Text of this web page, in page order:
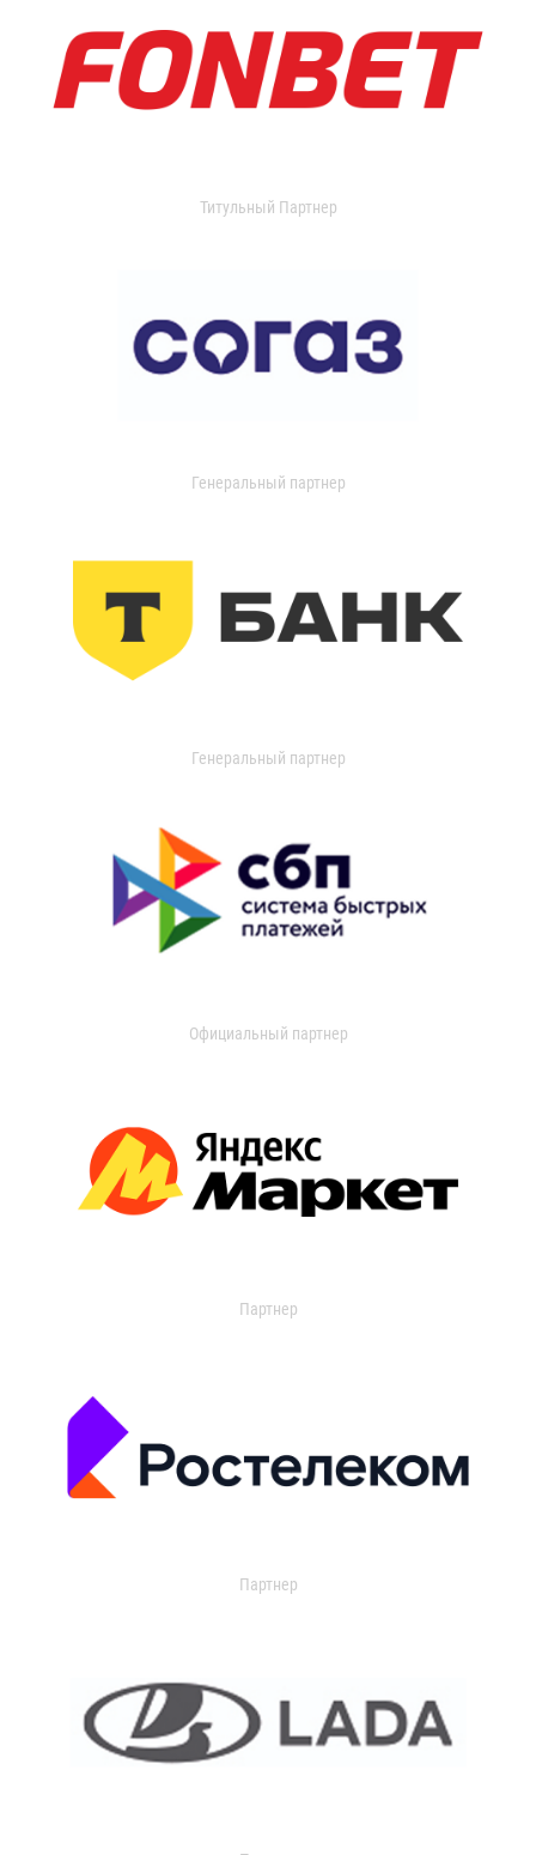
Титульный Партнер
Генеральный партнер
Генеральный партнер
Официальный партнер
Партнер
Партнер